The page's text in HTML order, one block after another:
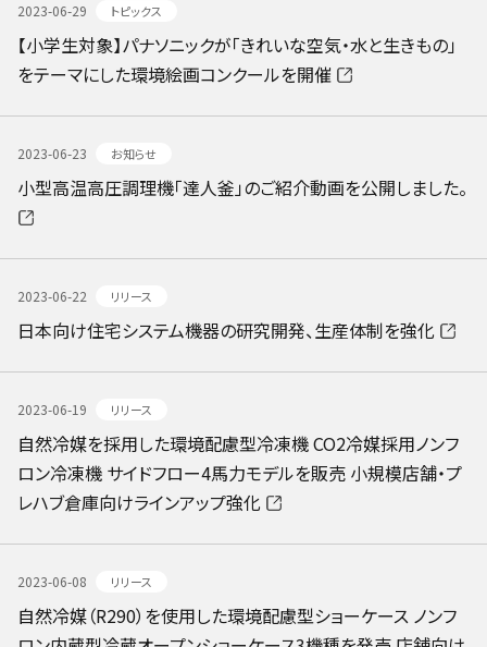
2023-06-29 トピックス
【小学生対象】パナソニックが「きれいな空気・水と生きもの」
をテーマにした環境絵画コンクールを開催
2023-06-23 お知らせ
小型高温高圧調理機「達人釜」のご紹介動画を公開しました。
2023-06-22 リリース
日本向け住宅システム機器の研究開発、生産体制を強化
2023-06-19 リリース
自然冷媒を採用した環境配慮型冷凍機 CO2冷媒採用ノンフ
ロン冷凍機 サイドフロー4馬力モデルを販売 小規模店舗・プ
レハブ倉庫向けラインアップ強化
2023-06-08 リリース
自然冷媒（R290）を使用した環境配慮型ショーケース ノンフ